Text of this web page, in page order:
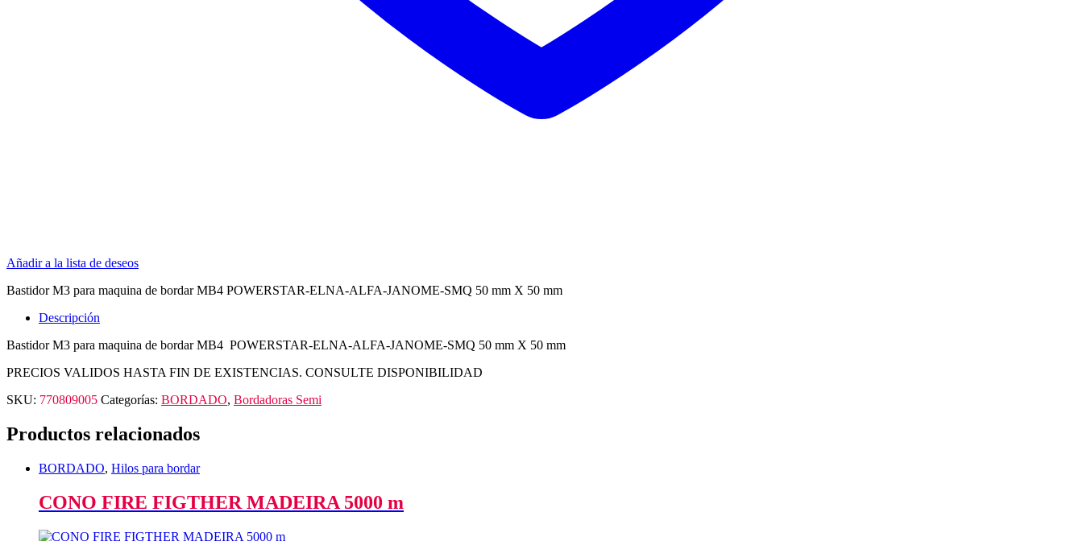
Añadir a la lista de deseos
Bastidor M3 para maquina de bordar MB4 POWERSTAR-ELNA-ALFA-JANOME-SMQ 50 mm X 50 mm
Descripción
Bastidor M3 para maquina de bordar MB4 POWERSTAR-ELNA-ALFA-JANOME-SMQ 50 mm X 50 mm
PRECIOS VALIDOS HASTA FIN DE EXISTENCIAS. CONSULTE DISPONIBILIDAD
SKU: 770809005 Categorías: BORDADO, Bordadoras Semi
Productos relacionados
BORDADO, Hilos para bordar
CONO FIRE FIGTHER MADEIRA 5000 m